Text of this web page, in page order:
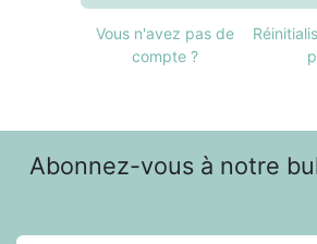
Vous n'avez pas de
compte ?
Abonnez-vous à notre